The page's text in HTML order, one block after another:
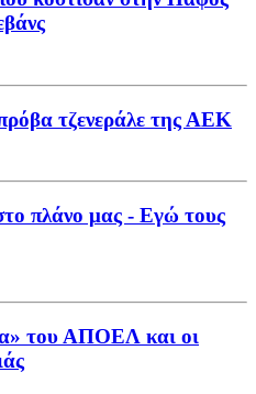
τζενεράλε της ΑΕΚ
πλάνο μας - Εγώ τους
του ΑΠΟΕΛ και οι